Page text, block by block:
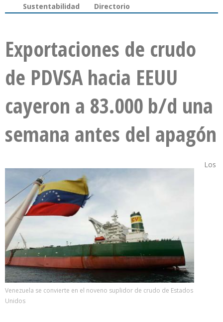
Sustentabilidad
Directorio
Exportaciones de crudo
de PDVSA hacia EEUU
cayeron a 83.000 b/d una
semana antes del apagón
Venezuela se convierte en el noveno suplidor de crudo de Estados
Unidos
Los